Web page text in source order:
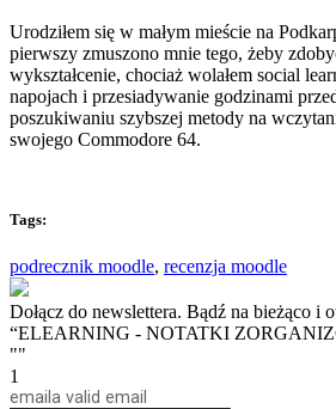
Urodziłem się w małym mieście na
pierwszy zmuszono mnie tego, żeby
wykształcenie, chociaż wolałem social
napojach i przesiadywanie godzinami
poszukiwaniu szybszej metody na
swojego Commodore 64.
Tags:
podrecznik moodle, recenzja moodle
Dołącz do newslettera. Bądź na bieżąco i
“ELEARNING - NOTATKI
""
1
email a valid email